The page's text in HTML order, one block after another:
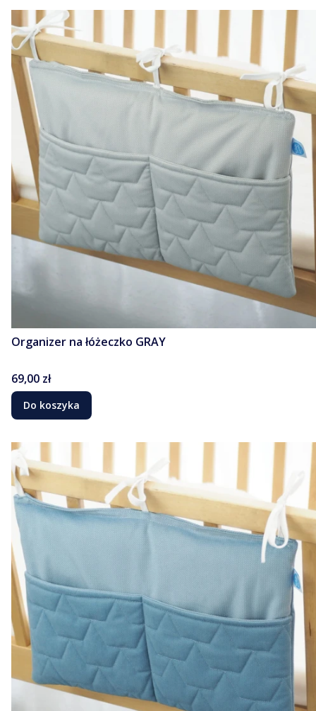
Organizer na łóżeczko GRAY
Cena
69,00 zł
Do koszyka